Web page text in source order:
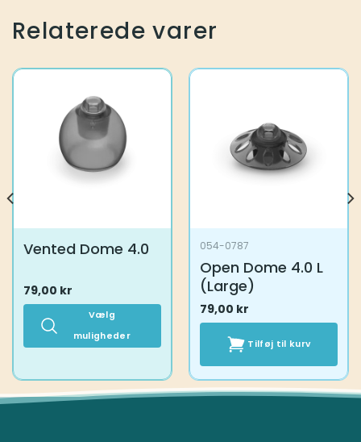
Mulighederne
kan
på
kan
på
Relaterede varer
Vented Dome 4.0
79,00 kr
Vælg
muligheder
har
flere
054-0787
Open Dome 4.0 L
(Large)
79,00 kr
Tilføj til kurv